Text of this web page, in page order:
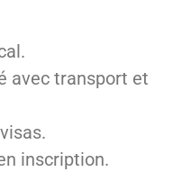
avec transport et
inscription.